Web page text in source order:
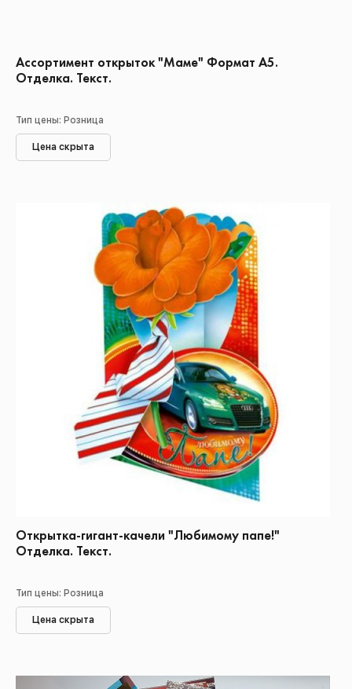
Ассортимент открыток "Маме" Формат А5.
Отделка. Текст.
Тип цены: Розница
Цена скрыта
Открытка-гигант-качели "Любимому папе!"
Отделка. Текст.
Тип цены: Розница
Цена скрыта